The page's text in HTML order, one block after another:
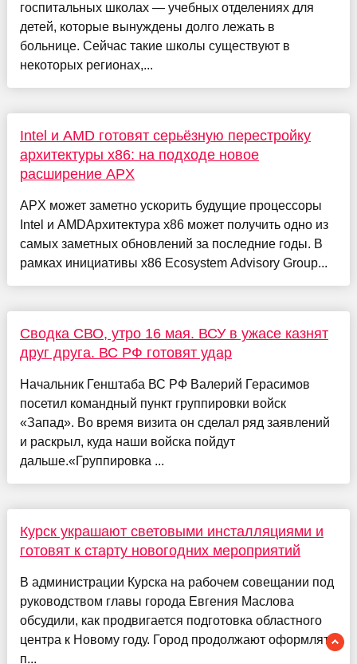
госпитальных школах — учебных отделениях для
детей, которые вынуждены долго лежать в
больнице. Сейчас такие школы существуют в
некоторых регионах,...
Intel и AMD готовят серьёзную перестройку
архитектуры x86: на подходе новое
расширение APX
APX может заметно ускорить будущие процессоры
Intel и AMDАрхитектура x86 может получить одно из
самых заметных обновлений за последние годы. В
рамках инициативы x86 Ecosystem Advisory Group...
Сводка СВО, утро 16 мая. ВСУ в ужасе казнят
друг друга. ВС РФ готовят удар
Начальник Генштаба ВС РФ Валерий Герасимов
посетил командный пункт группировки войск
«Запад». Во время визита он сделал ряд заявлений
и раскрыл, куда наши войска пойдут
дальше.«Группировка ...
Курск украшают световыми инсталляциями и
готовят к старту новогодних мероприятий
В администрации Курска на рабочем совещании под
руководством главы города Евгения Маслова
обсудили, как продвигается подготовка областного
центра к Новому году. Город продолжают оформлять
п...